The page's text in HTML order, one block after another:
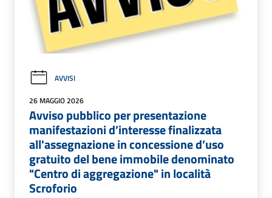
AVVISI
26 MAGGIO 2026
Avviso pubblico per presentazione
manifestazioni d’interesse finalizzata
all'assegnazione in concessione d’uso
gratuito del bene immobile denominato
"Centro di aggregazione" in località
Scroforio